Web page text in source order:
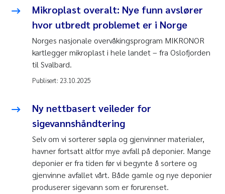
Mikroplast overalt: Nye funn avslører
hvor utbredt problemet er i Norge
Norges nasjonale overvåkingsprogram MIKRONOR
kartlegger mikroplast i hele landet – fra Oslofjorden
til Svalbard.
Publisert: 23.10.2025
Ny nettbasert veileder for
sigevannshåndtering
Selv om vi sorterer søpla og gjenvinner materialer,
havner fortsatt altfor mye avfall på deponier. Mange
deponier er fra tiden før vi begynte å sortere og
gjenvinne avfallet vårt. Både gamle og nye deponier
produserer sigevann som er forurenset.